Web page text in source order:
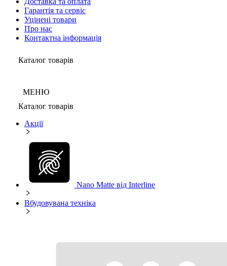
Гарантія та сервіс
Уцінені товари
Про нас
Контактна інформація
Каталог товарів
МЕНЮ
Каталог товарів
Акції
Nano Matte від Interline
Вбудовувана техніка